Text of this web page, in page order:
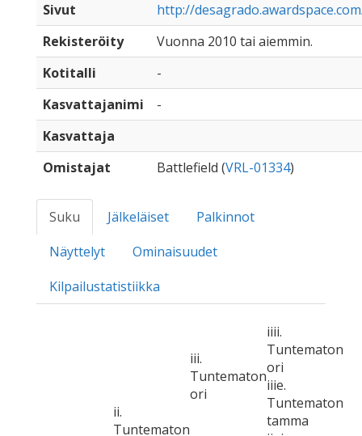
Sivut
http://
Rekisteröity
Vuonna 2010 tai aiemmin.
Kotitalli
-
Kasvattajanimi
-
Kasvattaja
Omistajat
Battlefield (VRL-01334)
Suku Jälkeläiset
Palkinnot
Näyttelyt
Ominaisuudet
Kilpailustatistiikka
ii.
Tuntematon
iii.
Tuntematon
ori
iiii.
Tuntematon
ori
iiie.
Tuntematon
tamma